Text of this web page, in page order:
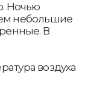
Ночью
небольшие
В
воздуха